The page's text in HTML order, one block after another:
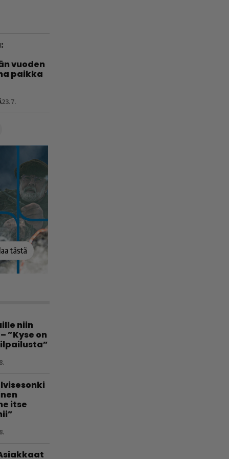
vuoden
paikka
23.7.
niin
”Kyse on
itse